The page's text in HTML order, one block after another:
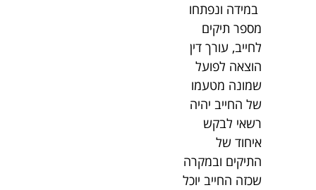
במידה ונפתחו
מספר תיקים
לחייב, עורך דין
הוצאה לפועל
שמונה מטעמו
של החייב יהיה
רשאי לבקש
איחוד של
התיקים ובמקרה
שכזה החייב יוכל